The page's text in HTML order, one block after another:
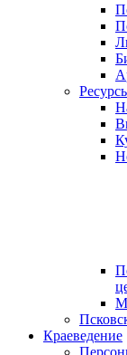
Краеведение